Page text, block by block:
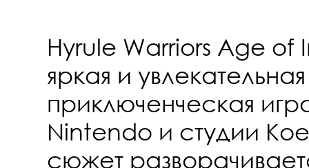
Hyrule Warriors Age of
яркая и увлекательная
приключенческая
Nintendo и студии
сюжет